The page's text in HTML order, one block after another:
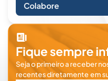
Colabore
Fique sempre
Seja o primeiro a receber
recentes diretamente em